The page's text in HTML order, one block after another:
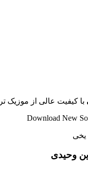
با کیفیت عالی از موزیک
Download New
وحیدی